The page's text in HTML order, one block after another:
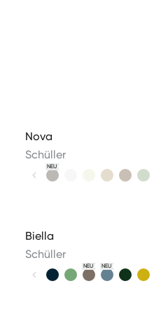
Nova
Schüller
NEU
Biella
Schüller
NEU NEU